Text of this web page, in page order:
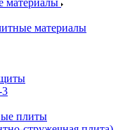
материалы
материалы
плиты